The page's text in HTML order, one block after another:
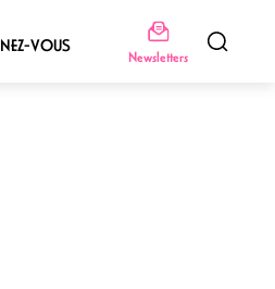
VOUS
Newsletters